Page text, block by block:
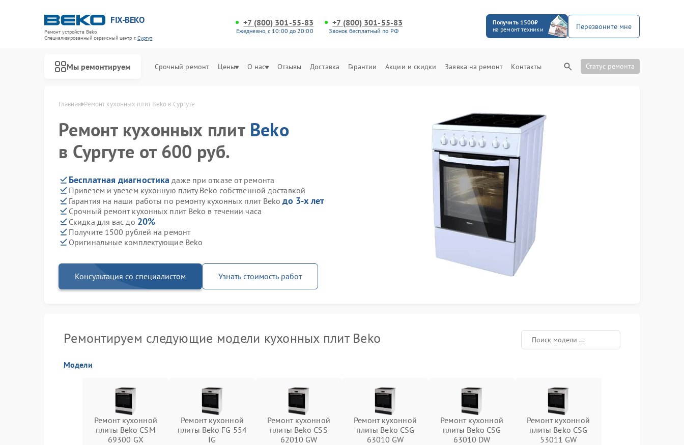
FIX-BEKO
Ремонт устройств Beko
Специализированный cервисный центр г.Сургут
+7 (800) 301-55-83
Ежедневно, с 10:00 до 20:00
+7 (800) 301-55-83
Звонок бесплатный по РФ
Получить 1500₽
на ремонт техники
Перезвоните мне
Мы ремонтируем Срочный ремонт Цены О нас Отзывы Доставка Гарантии Акции и скидки Заявка на ремонт Контакты Статус ремонта
Главная Ремонт кухонных плит Beko в Сургуте
Ремонт кухонных плит Beko
в Сургуте от 600 руб.
Бесплатная диагностика даже при отказе от ремонта
Привезем и увезем кухонную плиту Beko собственной доставкой
Гарантия на наши работы по ремонту кухонных плит Bekoдо 3-х лет
Срочный ремонт кухонных плит Beko в течении часа
Скидка для вас до 20%
Получите 1500 рублей на ремонт
Оригинальные комплектующие Beko
Консультация со специалистом Узнать стоимость работ
Ремонтируем следующие модели кухонных плит Beko
Модели
Ремонт кухонной
плиты Beko CSM
69300 GX
Ремонт кухонной
плиты Beko FG 554
IG
Ремонт кухонной
плиты Beko CSS
62010 GW
Ремонт кухонной
плиты Beko CSG
63010 GW
Ремонт кухонной
плиты Beko CSG
63010 DW
Ремонт кухонной
плиты Beko CSG
53011 GW